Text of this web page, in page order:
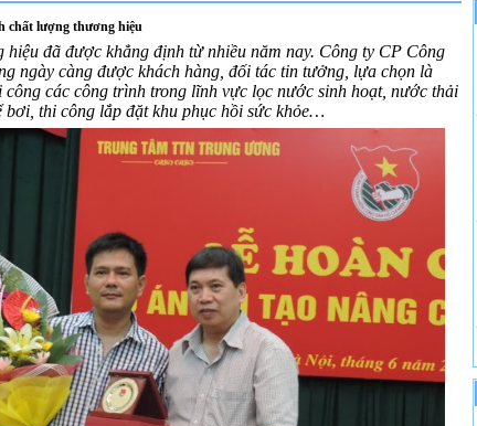
chất lượng thương hiệu
hiệu đã được khẳng định từ nhiều năm nay. Công ty CP Công
ngày càng được khách hàng, đối tác tin tưởng, lựa chọn là
công các công trình trong lĩnh vực lọc nước sinh hoạt, nước thải
bơi, thi công lắp đặt khu phục hồi sức khỏe…